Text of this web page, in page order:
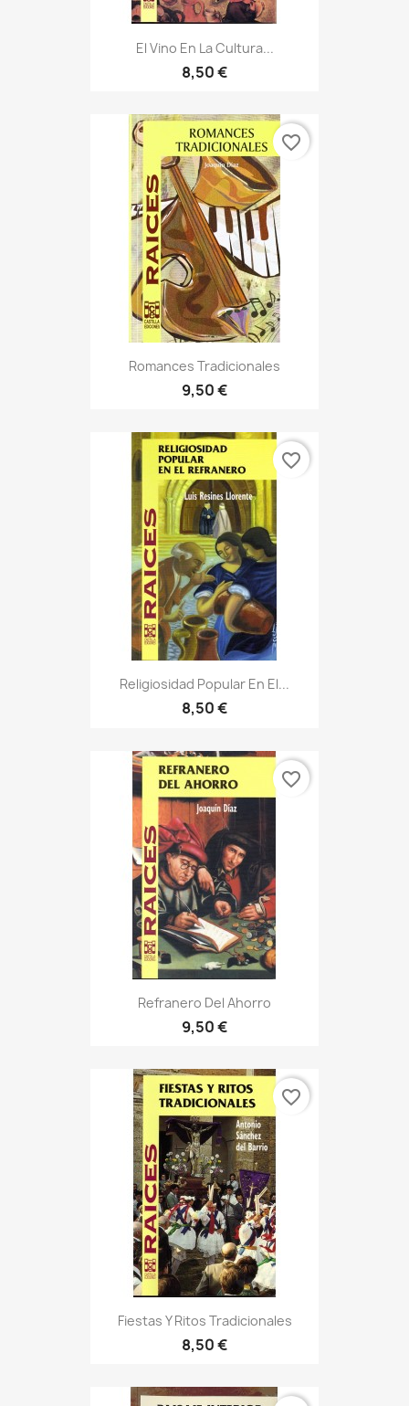
El Vino En La Cultura...
8,50 €
Romances Tradicionales
9,50 €
favorite_border
Religiosidad Popular En El...
8,50 €
favorite_border
Refranero Del Ahorro
9,50 €
favorite_border
Fiestas Y Ritos Tradicionales
8,50 €
favorite_border